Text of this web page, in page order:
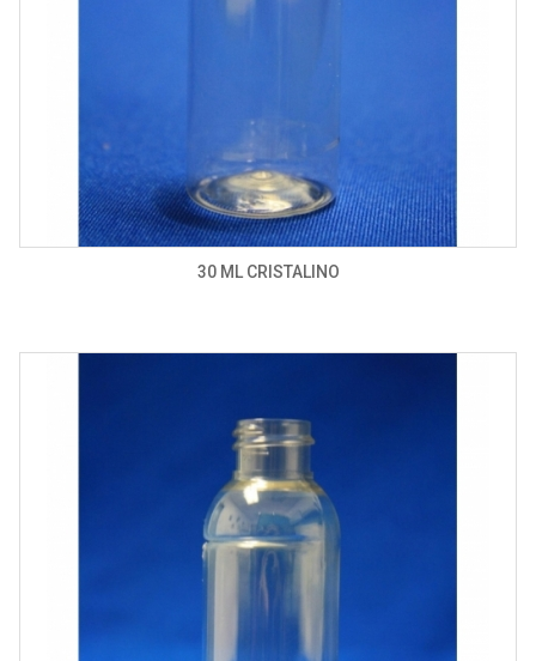
30 ML CRISTALINO